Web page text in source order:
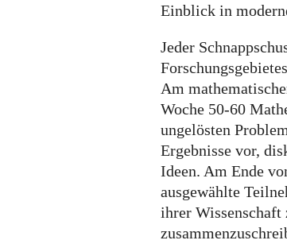
Einblick in
Jeder
Am
Woche 50-60
ungelösten
Ergebnisse vor,
Ideen. Am Ende
ausgewählte
ihrer